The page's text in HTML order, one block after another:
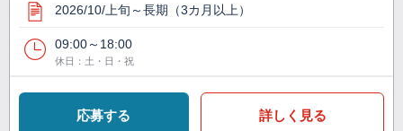
2026/10/上旬～長期（3カ月以上）
09:00～18:00
休日：土・日・祝
応募する 詳しく見る